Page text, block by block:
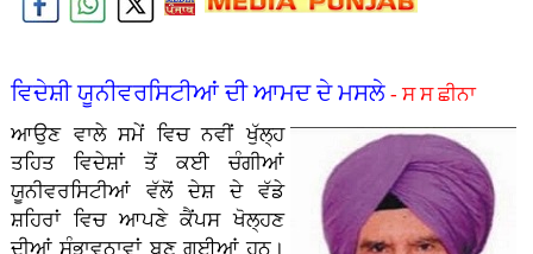
ਵਿਦੇਸ਼ੀ ਯੂਨੀਵਰਸਿਟੀਆਂ ਦੀ ਆਮਦ ਦੇ ਮਸਲੇ - ਸ ਸ ਛੀਨਾ
ਆਉਣ ਵਾਲੇ ਸਮੇਂ ਵਿਚ ਨਵੀਂ ਖੁੱਲ੍ਹ
ਤਹਿਤ ਵਿਦੇਸ਼ਾਂ ਤੋਂ ਕਈ ਚੰਗੀਆਂ
ਯੂਨੀਵਰਸਿਟੀਆਂ ਵੱਲੋਂ ਦੇਸ਼ ਦੇ ਵੱਡੇ
ਸ਼ਹਿਰਾਂ ਵਿਚ ਆਪਣੇ ਕੈਂਪਸ ਖੋਲ੍ਹਣ
ਦੀਆਂ ਸੰਭਾਵਨਾਵਾਂ ਬਣ ਗਈਆਂ ਹਨ।